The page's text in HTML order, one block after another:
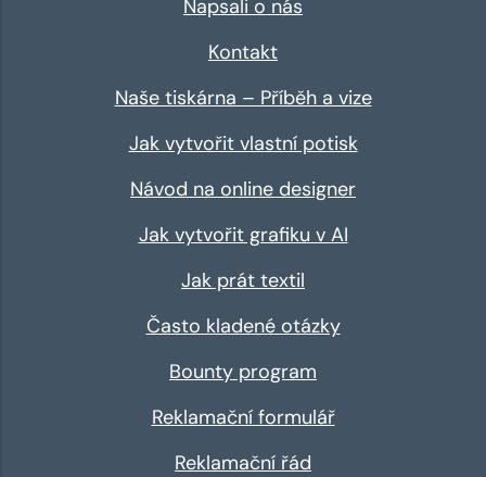
Napsali o nás
Kontakt
Naše tiskárna – Příběh a vize
Jak vytvořit vlastní potisk
Návod na online designer
Jak vytvořit grafiku v AI
Jak prát textil
Často kladené otázky
Bounty program
Reklamační formulář
Reklamační řád